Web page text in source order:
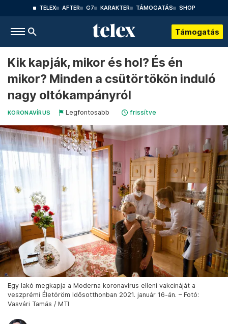
TELEX AFTER G7 KARAKTER TÁMOGATÁS SHOP
Támogatás
Kik kapják, mikor és hol? És én
mikor? Minden a csütörtökön induló
nagy oltókampányról
KORONAVÍRUS Legfontosabb frissítve
Egy lakó megkapja a Moderna koronavírus elleni vakcináját a
veszprémi Életöröm Idősotthonban 2021. január 16-án. – Fotó:
Vasvári Tamás / MTI